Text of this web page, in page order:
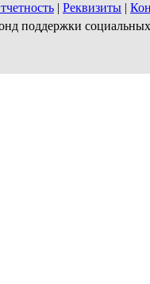
| Реквизиты |
поддержки